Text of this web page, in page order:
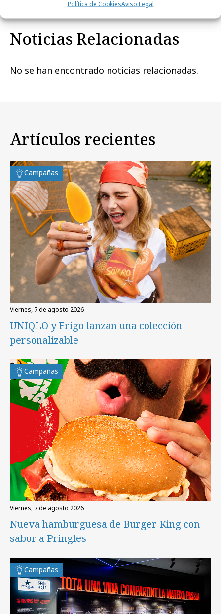
Política de CookiesAviso Legal
Noticias Relacionadas
No se han encontrado noticias relacionadas.
Artículos recientes
Campañas
viernes, 7 de agosto 2026
UNIQLO y Frigo lanzan una colección
personalizable
Campañas
viernes, 7 de agosto 2026
Nueva hamburguesa de Burger King con
sabor a Pringles
Campañas